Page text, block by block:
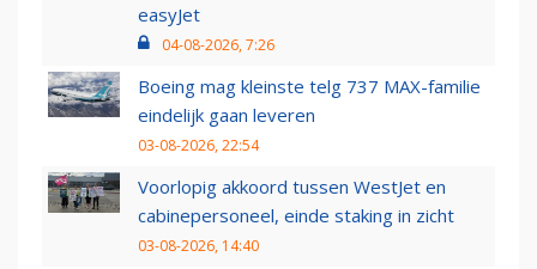
easyJet
04-08-2026, 7:26
Boeing mag kleinste telg 737 MAX-familie
eindelijk gaan leveren
03-08-2026, 22:54
Voorlopig akkoord tussen WestJet en
cabinepersoneel, einde staking in zicht
03-08-2026, 14:40